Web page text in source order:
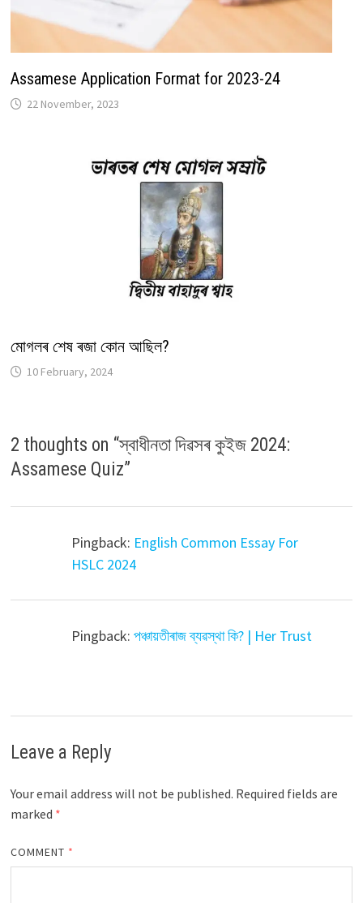
Assamese Application Format for 2023-24
22 November, 2023
মোগলৰ শেষ ৰজা কোন আছিল?
10 February, 2024
2 thoughts on “স্বাধীনতা দিৱসৰ কুইজ 2024:
Assamese Quiz”
Pingback: English Common Essay For
HSLC 2024
Pingback: পঞ্চায়তীৰাজ ব্যৱস্থা কি? | Her Trust
Leave a Reply
Your email address will not be published. Required fields are
marked *
COMMENT *